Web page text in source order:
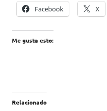
Facebook X
Me gusta esto:
Relacionado